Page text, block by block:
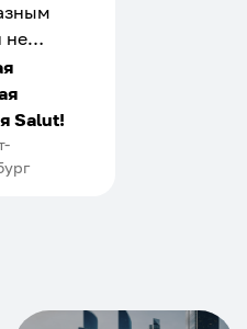
не
на
души
Salut!